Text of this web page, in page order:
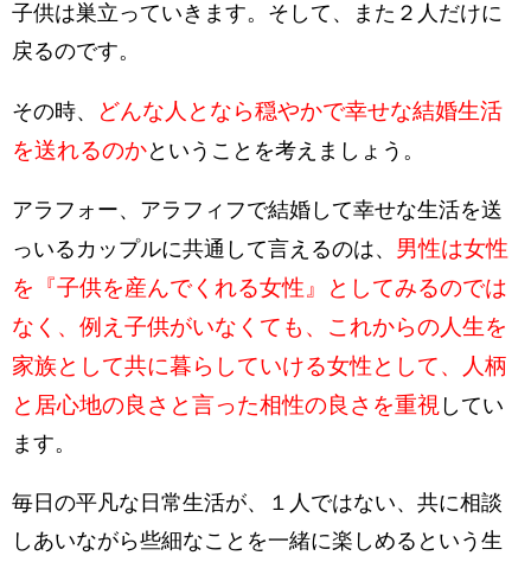
子供は巣立っていきます。そして、また２人だけに
戻るのです。
その時、
どんな人となら穏やかで幸せな結婚生活
を送れるのかということを考えましょう。
アラフォー、アラフィフで結婚して幸せな生活を送
っいるカップルに共通して言えるのは、 男性は女性
を『子供を産んでくれる女性』としてみるのでは
なく、例え子供がいなくても、これからの人生を
家族として共に暮らしていける女性として、人柄
と居心地の良さと言った相性の良さを重視 してい
ます。
毎日の平凡な日常生活が、１人ではない、共に相談
しあいながら些細なことを一緒に楽しめるという生